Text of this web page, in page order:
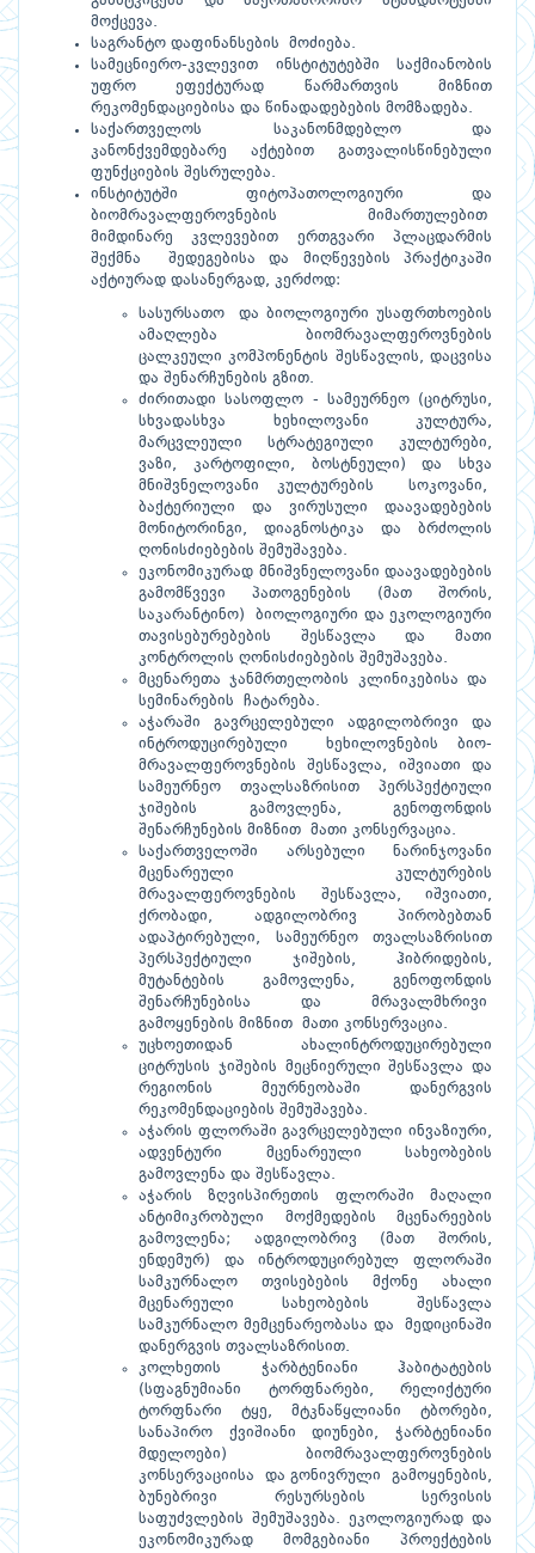
მოქცევა.
საგრანტო დაფინანსების მოძიება.
სამეცნიერო-კვლევით ინსტიტუტებში საქმიანობის
უფრო ეფექტურად წარმართვის მიზნით
რეკომენდაციებისა და წინადადებების მომზადება.
საქართველოს საკანონმდებლო და
კანონქვემდებარე აქტებით გათვალისწინებული
ფუნქციების შესრულება.
ინსტიტუტში ფიტოპათოლოგიური და
ბიომრავალფეროვნების მიმართულებით
მიმდინარე კვლევებით ერთგვარი პლაცდარმის
შექმნა შედეგებისა და მიღწევების პრაქტიკაში
აქტიურად დასანერგად, კერძოდ:
სასურსათო და ბიოლოგიური უსაფრთხოების
ამაღლება ბიომრავალფეროვნების
ცალკეული კომპონენტის შესწავლის, დაცვისა
და შენარჩუნების გზით.
ძირითადი სასოფლო - სამეურნეო (ციტრუსი,
სხვადასხვა ხეხილოვანი კულტურა,
მარცვლეული სტრატეგიული კულტურები,
ვაზი, კარტოფილი, ბოსტნეული) და სხვა
მნიშვნელოვანი კულტურების სოკოვანი,
ბაქტერიული და ვირუსული დაავადებების
მონიტორინგი, დიაგნოსტიკა და ბრძოლის
ღონისძიებების შემუშავება.
ეკონომიკურად მნიშვნელოვანი დაავადებების
გამომწვევი პათოგენების (მათ შორის,
საკარანტინო) ბიოლოგიური და ეკოლოგიური
თავისებურებების შესწავლა და მათი
კონტროლის ღონისძიებების შემუშავება.
მცენარეთა ჯანმრთელობის კლინიკებისა და
სემინარების ჩატარება.
აჭარაში გავრცელებული ადგილობრივი და
ინტროდუცირებული ხეხილოვნების ბიო-
მრავალფეროვნების შესწავლა, იშვიათი და
სამეურნეო თვალსაზრისით პერსპექტიული
ჯიშების გამოვლენა, გენოფონდის
შენარჩუნების მიზნით მათი კონსერვაცია.
საქართველოში არსებული ნარინჯოვანი
მცენარეული კულტურების
მრავალფეროვნების შესწავლა, იშვიათი,
ქრობადი, ადგილობრივ პირობებთან
ადაპტირებული, სამეურნეო თვალსაზრისით
პერსპექტიული ჯიშების, ჰიბრიდების,
მუტანტების გამოვლენა, გენოფონდის
შენარჩუნებისა და მრავალმხრივი
გამოყენების მიზნით მათი კონსერვაცია.
უცხოეთიდან ახალინტროდუცირებული
ციტრუსის ჯიშების მეცნიერული შესწავლა და
რეგიონის მეურნეობაში დანერგვის
რეკომენდაციების შემუშავება.
აჭარის ფლორაში გავრცელებული ინვაზიური,
ადვენტური მცენარეული სახეობების
გამოვლენა და შესწავლა.
აჭარის ზღვისპირეთის ფლორაში მაღალი
ანტიმიკრობული მოქმედების მცენარეების
გამოვლენა; ადგილობრივ (მათ შორის,
ენდემურ) და ინტროდუცირებულ ფლორაში
სამკურნალო თვისებების მქონე ახალი
მცენარეული სახეობების შესწავლა
სამკურნალო მემცენარეობასა და მედიცინაში
დანერგვის თვალსაზრისით.
კოლხეთის ჭარბტენიანი ჰაბიტატების
(სფაგნუმიანი ტორფნარები, რელიქტური
ტორფნარი ტყე, მტკნაწყლიანი ტბორები,
სანაპირო ქვიშიანი დიუნები, ჭარბტენიანი
მდელოები) ბიომრავალფეროვნების
კონსერვაციისა და გონივრული გამოყენების,
ბუნებრივი რესურსების სერვისის
საფუძვლების შემუშავება. ეკოლოგიურად და
ეკონომიკურად მომგებიანი პროექტების